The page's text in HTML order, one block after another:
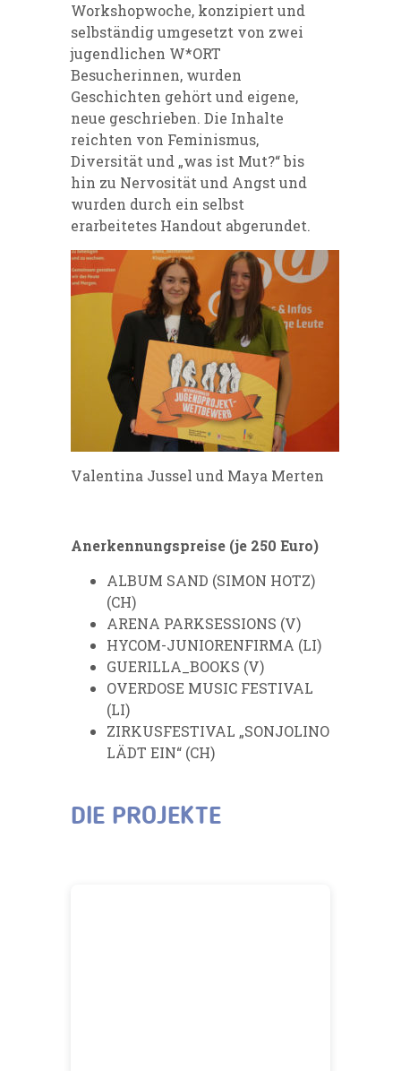
Workshopwoche, konzipiert und
selbständig umgesetzt von zwei
jugendlichen W*ORT
Besucherinnen, wurden
Geschichten gehört und eigene,
neue geschrieben. Die Inhalte
reichten von Feminismus,
Diversität und „was ist Mut?“ bis
hin zu Nervosität und Angst und
wurden durch ein selbst
erarbeitetes Handout abgerundet.
Valentina Jussel und Maya Merten
Anerkennungspreise (je 250 Euro)
ALBUM SAND (SIMON HOTZ)
(CH)
ARENA PARKSESSIONS (V)
HYCOM-JUNIORENFIRMA (LI)
GUERILLA_BOOKS (V)
OVERDOSE MUSIC FESTIVAL
(LI)
ZIRKUSFESTIVAL „SONJOLINO
LÄDT EIN“ (CH)
DIE PROJEKTE